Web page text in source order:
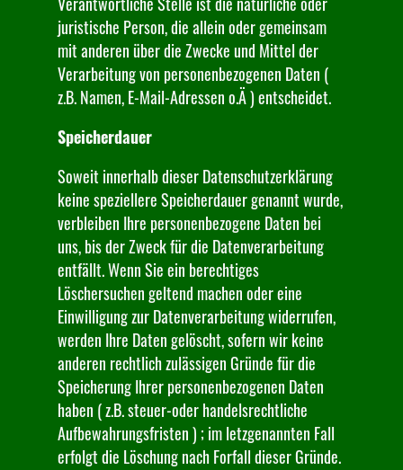
juristische Person, die allein oder gemeinsam
mit anderen über die Zwecke und Mittel der
Verarbeitung von personenbezogenen Daten (
z.B. Namen, E-Mail-Adressen o.Ä ) entscheidet.
Speicherdauer
Soweit innerhalb dieser Datenschutzerklärung
keine speziellere Speicherdauer genannt wurde,
verbleiben Ihre personenbezogene Daten bei
uns, bis der Zweck für die Datenverarbeitung
entfällt. Wenn Sie ein berechtiges
Löschersuchen geltend machen oder eine
Einwilligung zur Datenverarbeitung widerrufen,
werden Ihre Daten gelöscht, sofern wir keine
anderen rechtlich zulässigen Gründe für die
Speicherung Ihrer personenbezogenen Daten
haben ( z.B. steuer-oder handelsrechtliche
Aufbewahrungsfristen ) ; im letzgenannten Fall
erfolgt die Löschung nach Forfall dieser Gründe.